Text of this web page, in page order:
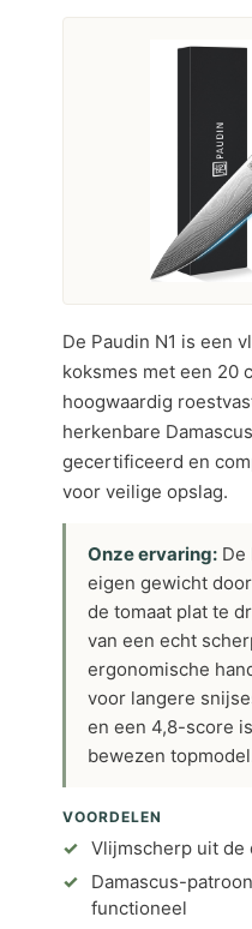
De Paudin N1 is een
koksmes met een 20
hoogwaardig
herkenbare
gecertificeerd en
voor veilige opslag.
Onze ervaring: De
eigen gewicht
de tomaat plat te
van een echt
ergonomische
voor langere
en een 4,8-score
bewezen
VOORDELEN
Vlijmscherp uit de
Damascus-
functioneel